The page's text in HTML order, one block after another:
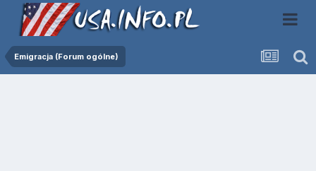
Emigracja (Forum ogólne)